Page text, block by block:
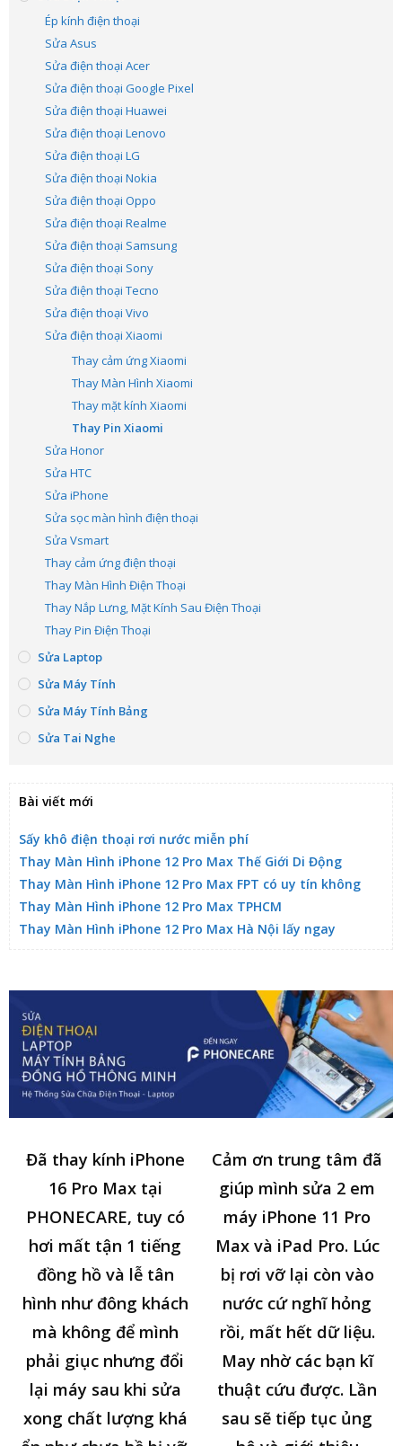
Ép kính điện thoại
Sửa Asus
Sửa điện thoại Acer
Sửa điện thoại Google Pixel
Sửa điện thoại Huawei
Sửa điện thoại Lenovo
Sửa điện thoại LG
Sửa điện thoại Nokia
Sửa điện thoại Oppo
Sửa điện thoại Realme
Sửa điện thoại Samsung
Sửa điện thoại Sony
Sửa điện thoại Tecno
Sửa điện thoại Vivo
Sửa điện thoại Xiaomi
Thay cảm ứng Xiaomi
Thay Màn Hình Xiaomi
Thay mặt kính Xiaomi
Thay Pin Xiaomi
Sửa Honor
Sửa HTC
Sửa iPhone
Sửa sọc màn hình điện thoại
Sửa Vsmart
Thay cảm ứng điện thoại
Thay Màn Hình Điện Thoại
Thay Nắp Lưng, Mặt Kính Sau Điện Thoại
Thay Pin Điện Thoại
Sửa Laptop
Sửa Máy Tính
Sửa Máy Tính Bảng
Sửa Tai Nghe
Bài viết mới
Sấy khô điện thoại rơi nước miễn phí
Thay Màn Hình iPhone 12 Pro Max Thế Giới Di Động
Thay Màn Hình iPhone 12 Pro Max FPT có uy tín không
Thay Màn Hình iPhone 12 Pro Max TPHCM
Thay Màn Hình iPhone 12 Pro Max Hà Nội lấy ngay
Đã thay kính iPhone
16 Pro Max tại
PHONECARE, tuy có
hơi mất tận 1 tiếng
đồng hồ và lễ tân
hình như đông khách
mà không để mình
phải giục nhưng đổi
lại máy sau khi sửa
xong chất lượng khá
Cảm ơn trung tâm đã
giúp mình sửa 2 em
máy iPhone 11 Pro
Max và iPad Pro. Lúc
bị rơi vỡ lại còn vào
nước cứ nghĩ hỏng
rồi, mất hết dữ liệu.
May nhờ các bạn kĩ
thuật cứu được. Lần
sau sẽ tiếp tục ủng